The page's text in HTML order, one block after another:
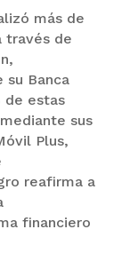
más de
través de
su Banca
de estas
sus
Plus,
reafirma a
financiero